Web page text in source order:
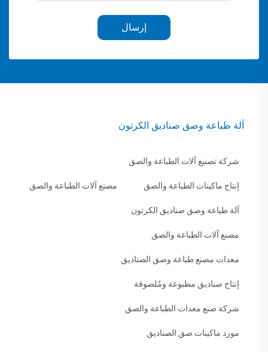
إرسال
آلة طباعة وصق صناديق الكرتون
شركة تصنيع آلات الطباعة والصق
إنتاج ماكينات الطباعة والصق مصنع آلات الطباعة والصق
آلة طباعة وصق صناديق الكرتون
مصنع آلات الطباعة والصق
معدات مصنع طباعة وصق الصناديق
إنتاج صناديق مطبوعة ومُلصوقة
شركة صنع معدات الطباعة والصق
مورد ماكينات صق الصناديق